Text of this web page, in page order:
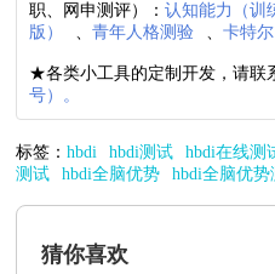
职、网申测评）：认知能力（训
版）
、青年人格测验 、卡特
★各类小工具的定制开发，请联
号）。
标签：hbdi hbdi测试 hbdi在线测
测试
hbdi全脑优势 hbdi全脑优势
猜你喜欢